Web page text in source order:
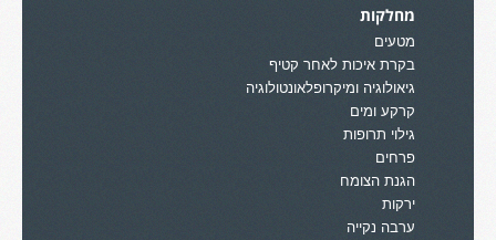
מחלקות
מטעים
בקרת איכות לאחר קטיף
גיאולוגיה ומיקרופלאונטולוגיה
קרקע ומים
גילוי תרופות
פרחים
הגנת הצומח
ירקות
ערבה נקייה